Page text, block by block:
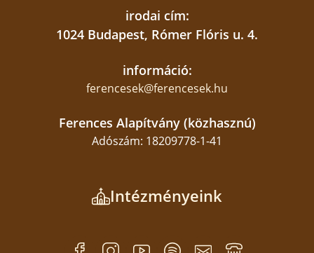
irodai cím:
1024 Budapest, Rómer Flóris u. 4.
információ:
ferencesek@ferencesek.hu
Ferences Alapítvány (közhasznú)
Adószám: 18209778-1-41
Intézményeink